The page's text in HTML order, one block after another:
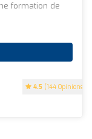
4.5 (144 Opinions)
formation de